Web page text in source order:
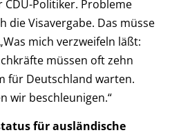
CDU-Politiker. Probleme
die Visavergabe. Das müsse
mich verzweifeln läßt:
müssen oft zehn
für Deutschland warten.
wir beschleunigen.“
für ausländische